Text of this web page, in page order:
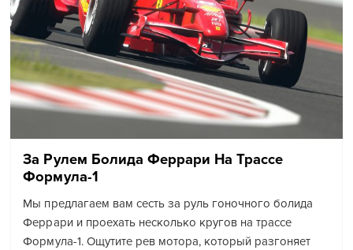
За Рулем Болида Феррари На Трассе
Формула-1
Мы предлагаем вам сесть за руль гоночного болида
Феррари и проехать несколько кругов на трассе
Формула-1. Ощутите рев мотора, который разгоняет